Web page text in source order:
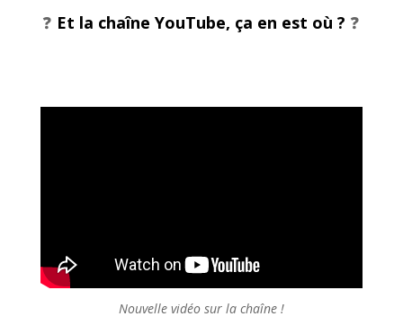
❓ Et la chaîne YouTube, ça en est où ? ❓
Nouvelle vidéo sur la chaîne !